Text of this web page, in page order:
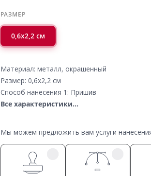
РАЗМЕР
0,6х2,2 см
Материал: металл, окрашенный
Размер: 0,6х2,2 см
Способ нанесения 1: Пришив
Все характеристики...
Мы можем предложить вам услуги